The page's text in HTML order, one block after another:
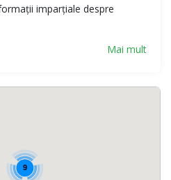
imparțiale despre
Mai mult
9